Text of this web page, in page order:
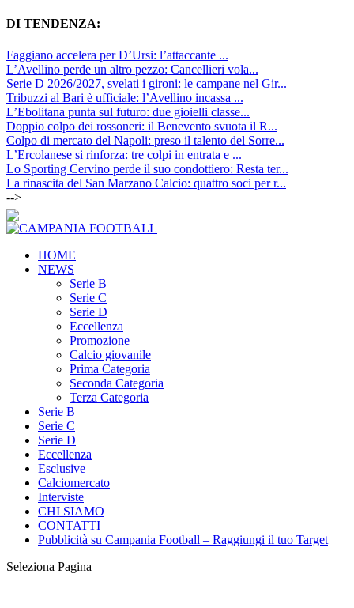
DI TENDENZA:
Faggiano accelera per D’Ursi: l’attaccante ...
L’Avellino perde un altro pezzo: Cancellieri vola...
Serie D 2026/2027, svelati i gironi: le campane nel Gir...
Tribuzzi al Bari è ufficiale: l’Avellino incassa ...
L’Ebolitana punta sul futuro: due gioielli classe...
Doppio colpo dei rossoneri: il Benevento svuota il R...
Colpo di mercato del Napoli: preso il talento del Sorre...
L’Ercolanese si rinforza: tre colpi in entrata e ...
Lo Sporting Cervino perde il suo condottiero: Resta ter...
La rinascita del San Marzano Calcio: quattro soci per r...
-->
HOME
NEWS
Serie B
Serie C
Serie D
Eccellenza
Promozione
Calcio giovanile
Prima Categoria
Seconda Categoria
Terza Categoria
Serie B
Serie C
Serie D
Eccellenza
Esclusive
Calciomercato
Interviste
CHI SIAMO
CONTATTI
Pubblicità su Campania Football – Raggiungi il tuo Target
Seleziona Pagina